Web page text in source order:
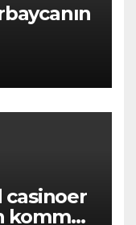
komme